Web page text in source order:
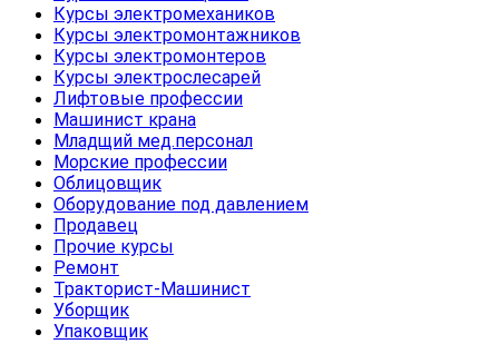
Курсы электромехаников
Курсы электромонтажников
Курсы электромонтеров
Курсы электрослесарей
Лифтовые профессии
Машинист крана
Младщий мед.персонал
Морские профессии
Облицовщик
Оборудование под давлением
Продавец
Прочие курсы
Ремонт
Тракторист-Машинист
Уборщик
Упаковщик